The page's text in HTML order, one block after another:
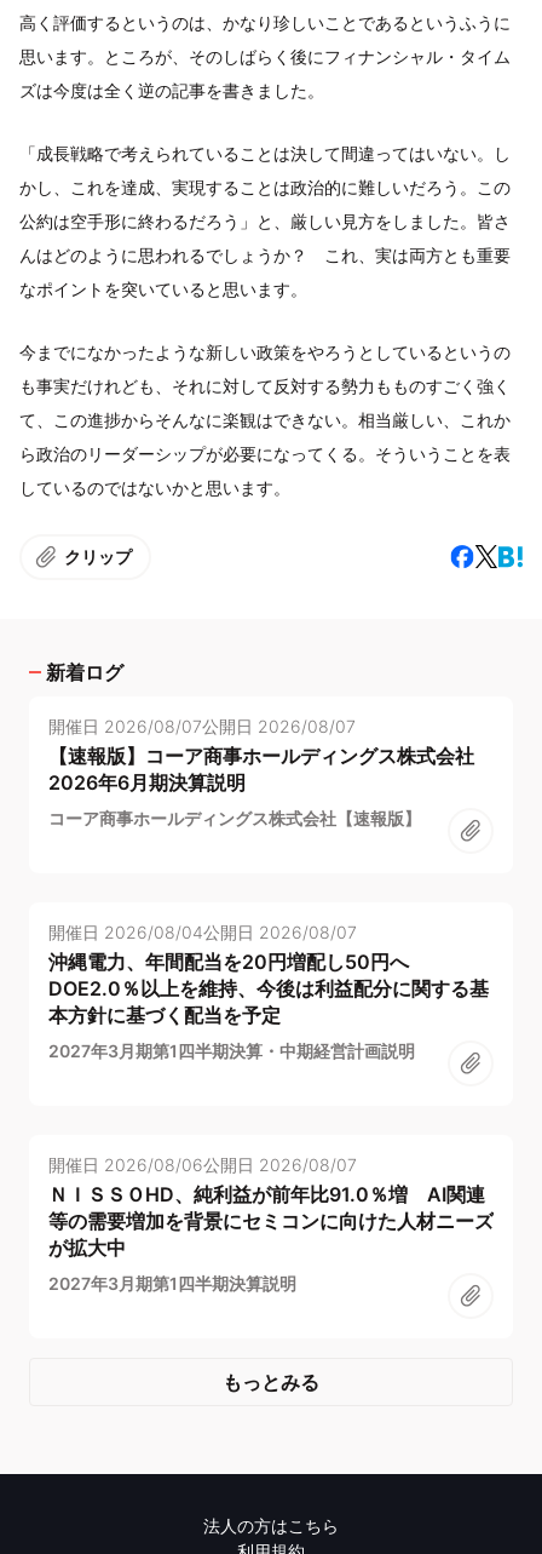
高く評価するというのは、かなり珍しいことであるというふうに
思います。ところが、そのしばらく後にフィナンシャル・タイム
ズは今度は全く逆の記事を書きました。
「成長戦略で考えられていることは決して間違ってはいない。し
かし、これを達成、実現することは政治的に難しいだろう。この
公約は空手形に終わるだろう」と、厳しい見方をしました。皆さ
んはどのように思われるでしょうか？ これ、実は両方とも重要
なポイントを突いていると思います。
今までになかったような新しい政策をやろうとしているというの
も事実だけれども、それに対して反対する勢力もものすごく強く
て、この進捗からそんなに楽観はできない。相当厳しい、これか
ら政治のリーダーシップが必要になってくる。そういうことを表
しているのではないかと思います。
クリップ
新着ログ
開催日 2026/08/07公開日 2026/08/07
【速報版】コーア商事ホールディングス株式会社
2026年6月期決算説明
コーア商事ホールディングス株式会社【速報版】
開催日 2026/08/04公開日 2026/08/07
沖縄電力、年間配当を20円増配し50円へ
DOE2.0％以上を維持、今後は利益配分に関する基
本方針に基づく配当を予定
2027年3月期第1四半期決算・中期経営計画説明
開催日 2026/08/06公開日 2026/08/07
ＮＩＳＳＯHD、純利益が前年比91.0％増 AI関連
等の需要増加を背景にセミコンに向けた人材ニーズ
が拡大中
2027年3月期第1四半期決算説明
もっとみる
法人の方はこちら